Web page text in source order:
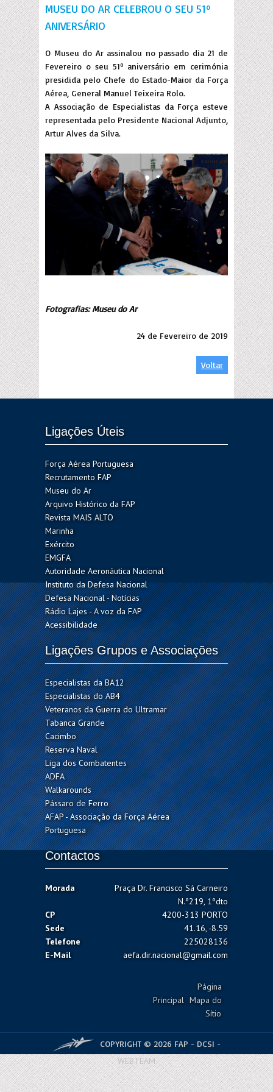
MUSEU DO AR CELEBROU O SEU 51º
ANIVERSÁRIO
O Museu do Ar assinalou no passado dia 21 de
Fevereiro o seu 51º aniversário em cerimónia
presidida pelo Chefe do Estado-Maior da Força
Aérea, General Manuel Teixeira Rolo.
A Associação de Especialistas da Força esteve
representada pelo Presidente Nacional Adjunto,
Artur Alves da Silva.
Fotografias: Museu do Ar
24 de Fevereiro de 2019
Voltar
Ligações Úteis
Força Aérea Portuguesa
Recrutamento FAP
Museu do Ar
Arquivo Histórico da FAP
Revista MAIS ALTO
Marinha
Exército
EMGFA
Autoridade Aeronáutica Nacional
Instituto da Defesa Nacional
Defesa Nacional - Notícias
Rádio Lajes - A voz da FAP
Acessibilidade
Ligações Grupos e Associações
Especialistas da BA12
Especialistas do AB4
Veteranos da Guerra do Ultramar
Tabanca Grande
Cacimbo
Reserva Naval
Liga dos Combatentes
ADFA
Walkarounds
Pássaro de Ferro
AFAP - Associação da Força Aérea
Portuguesa
Contactos
Morada
Praça Dr. Francisco Sá Carneiro
N.º219, 1ºdto
CP
4200-313 PORTO
Sede
41.16, -8.59
Telefone
225028136
E-Mail
aefa.dir.nacional@gmail.com
Página
Principal Mapa do
Sítio
COPYRIGHT © 2026 FAP - DCSI -
WEBTEAM